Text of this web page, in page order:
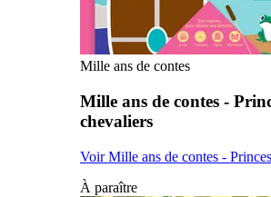
Mille ans de contes
Mille ans de contes -
chevaliers
Voir Mille ans de contes -
À paraître